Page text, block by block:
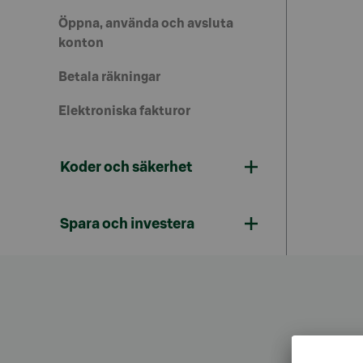
Öppna, använda och avsluta
konton
Betala räkningar
Elektroniska fakturor
Koder och säkerhet
Spara och investera